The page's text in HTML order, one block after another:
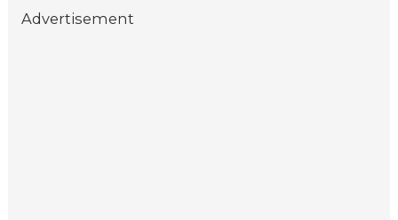
Advertisement